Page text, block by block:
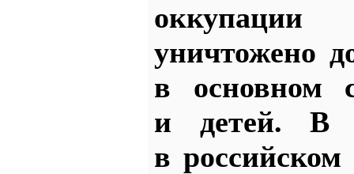
уничтожено
в основном
и детей. В
в